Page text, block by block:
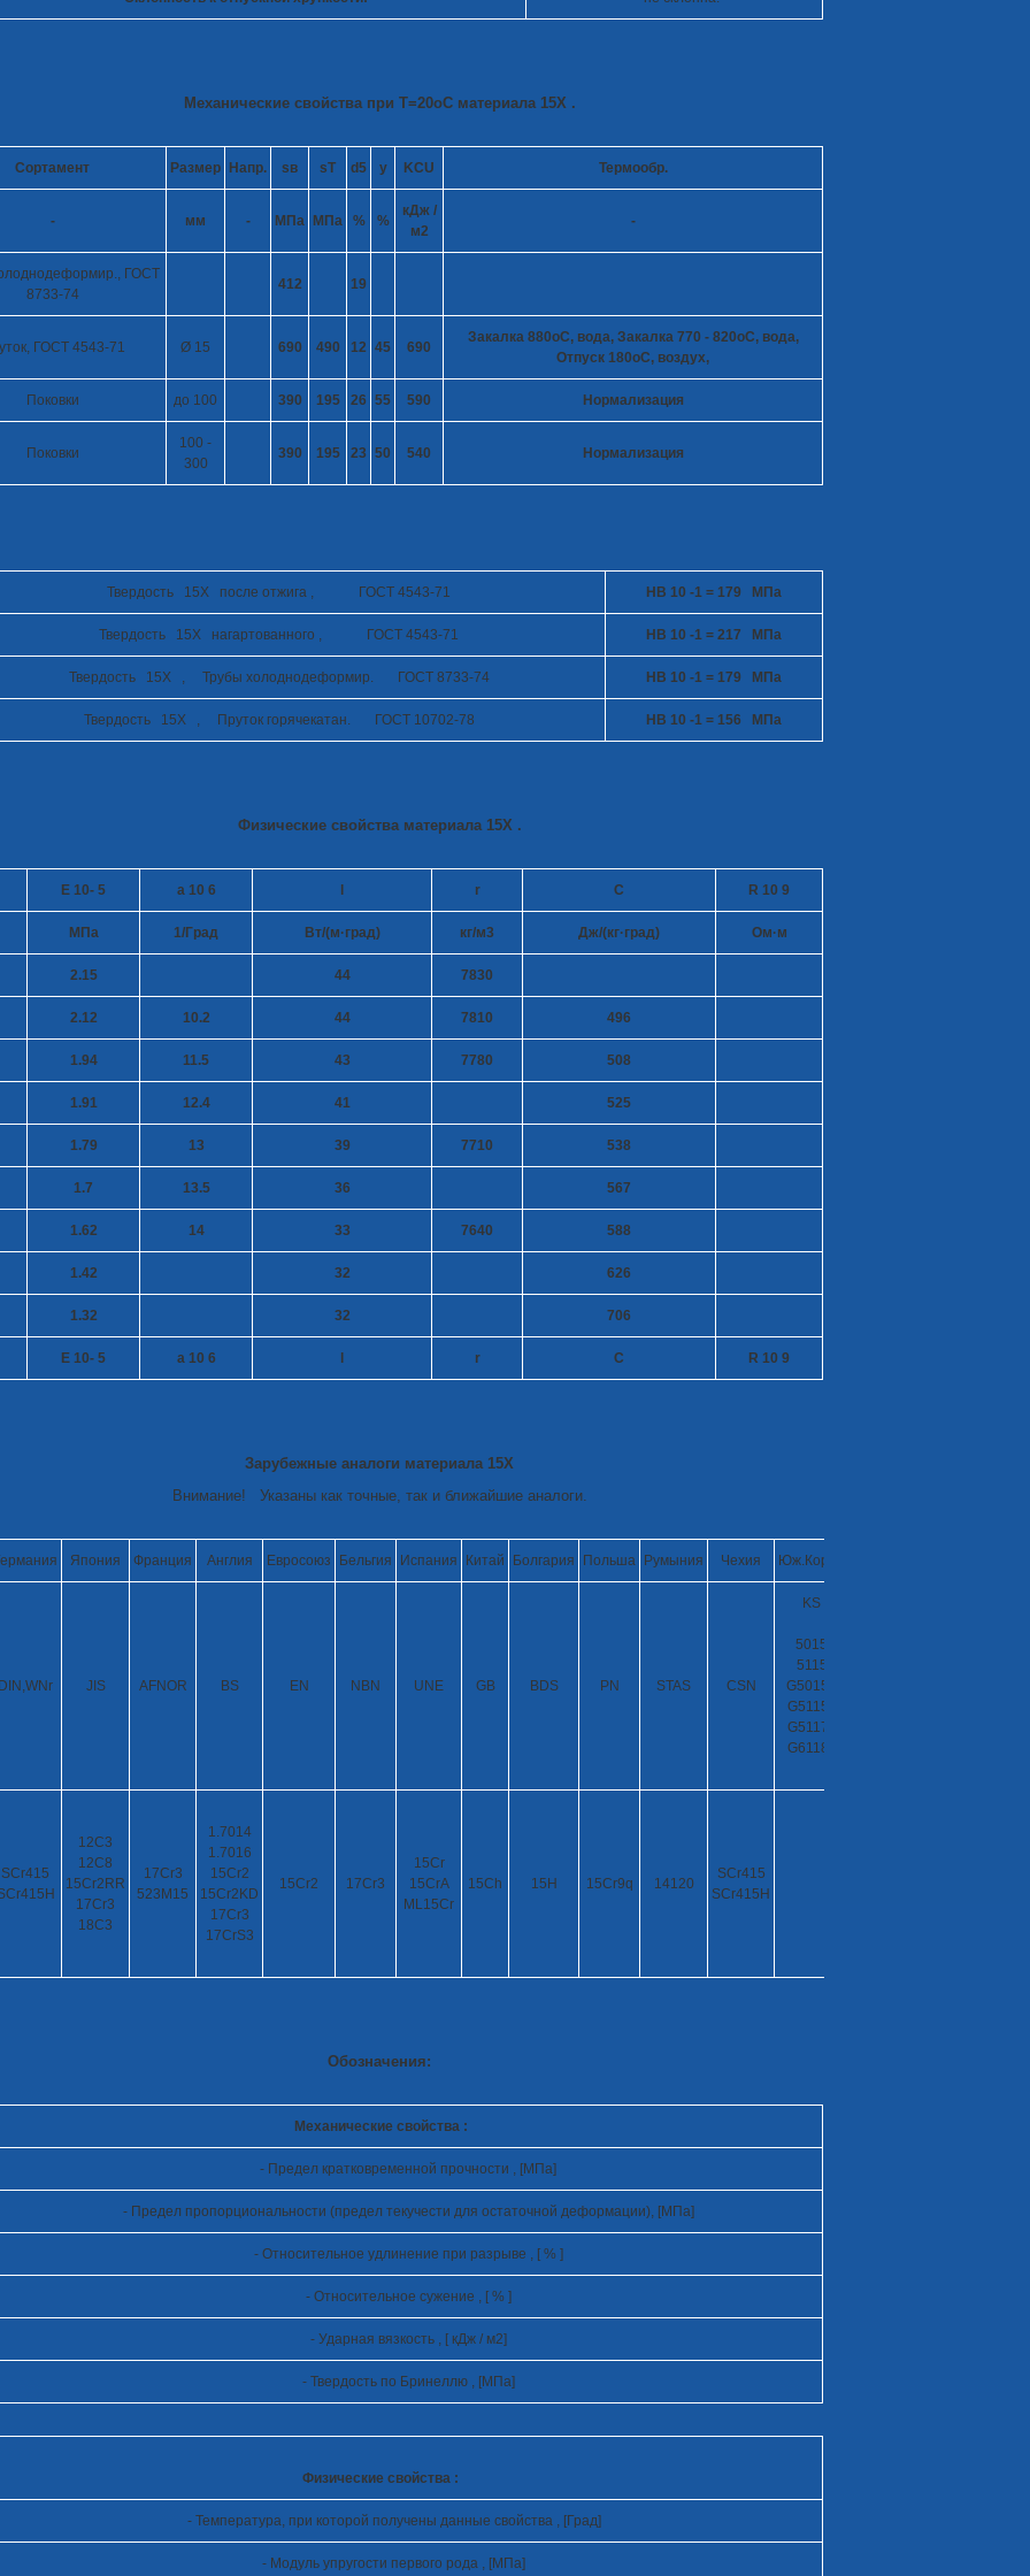
Механические свойства при Т=20oС материала 15Х .
Сортамент Размер Напр. sв sT d5 y KCU Термообр.
- мм - МПа МПа % %
кДж /
м2
-
ГОСТ
8733-74
412 19
ГОСТ 4543-71 Ø 15 690 490 12 45 690
Закалка 880oC, вода, Закалка 770 - 820oC, вода,
Отпуск 180oC, воздух,
Поковки до 100 390 195 26 55 590 Нормализация
Поковки
100 -
300
390 195 23 50 540 Нормализация
Твердость 15Х после отжига , ГОСТ 4543-71 HB 10 -1 = 179 МПа
Твердость 15Х нагартованного , ГОСТ 4543-71 HB 10 -1 = 217 МПа
Твердость 15Х , Трубы холоднодеформир. ГОСТ 8733-74 HB 10 -1 = 179 МПа
Твердость 15Х , Пруток горячекатан. ГОСТ 10702-78 HB 10 -1 = 156 МПа
Физические свойства материала 15Х .
E 10- 5 a 10 6 l r C R 10 9
МПа 1/Град Вт/(м·град) кг/м3 Дж/(кг·град) Ом·м
2.15 44 7830
2.12 10.2 44 7810 496
1.94 11.5 43 7780 508
1.91 12.4 41 525
1.79 13 39 7710 538
1.7 13.5 36 567
1.62 14 33 7640 588
1.42 32 626
1.32 32 706
E 10- 5 a 10 6 l r C R 10 9
Зарубежные аналоги материала 15Х
Внимание! Указаны как точные, так и ближайшие аналоги.
Япония Франция Англия Евросоюз Бельгия Испания Китай Болгария Польша Румыния Чехия Юж.Корея
JIS AFNOR BS EN NBN UNE GB BDS PN STAS CSN
KS
5015
5115
G50150
G51150
G51170
G61180
SCr415
12C3
12C8
15Cr2RR
17Cr3
18C3
17Cr3
523M15
1.7014
1.7016
15Cr2
15Cr2KD
17Cr3
17CrS3
15Cr2 17Cr3
15Cr
15CrA
ML15Cr
15Ch 15H 15Cr9q 14120
SCr415
SCr415H
Обозначения:
Механические свойства :
- Предел кратковременной прочности , [МПа]
- Предел пропорциональности (предел текучести для остаточной деформации), [МПа]
- Относительное удлинение при разрыве , [ % ]
- Относительное сужение , [ % ]
- Ударная вязкость , [ кДж / м2]
- Твердость по Бринеллю , [МПа]
Физические свойства :
- Температура, при которой получены данные свойства , [Град]
- Модуль упругости первого рода , [МПа]